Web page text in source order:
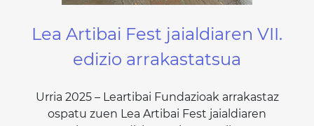
Lea Artibai Fest jaialdiaren VII.
edizio arrakastatsua
Urria 2025 – Leartibai Fundazioak arrakastaz
ospatu zuen Lea Artibai Fest jaialdiaren